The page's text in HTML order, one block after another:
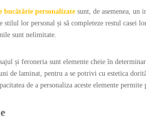
bucătărie personalizate sunt, de asemenea,
stilul lor personal și să completeze restul casei
sunt nelimitate.
și feroneria sunt elemente cheie în
de laminat, pentru a se potrivi cu estetica
de a personaliza aceste elemente